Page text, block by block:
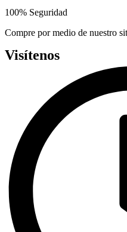
100% Seguridad
Compre por medio de nuestro
Visítenos